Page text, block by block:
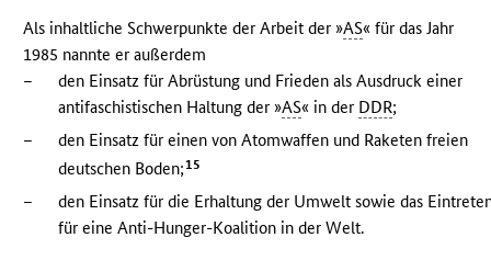
Als inhaltliche Schwerpunkte der Arbeit der »AS« für das Jahr
1985 nannte er außerdem
–
den Einsatz für Abrüstung und Frieden als Ausdruck einer
antifaschistischen Haltung der »AS« in der DDR;
–
den Einsatz für einen von Atomwaffen und Raketen freien
deutschen Boden;15
–
den Einsatz für die Erhaltung der Umwelt sowie das
für eine Anti-Hunger-Koalition in der Welt.